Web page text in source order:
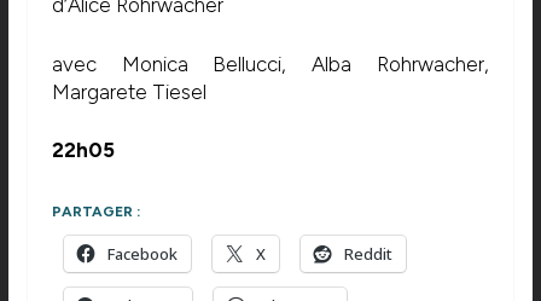
d’Alice Rohrwacher
avec Monica Bellucci, Alba Rohrwacher,
Margarete Tiesel
22h05
PARTAGER :
Facebook X Reddit